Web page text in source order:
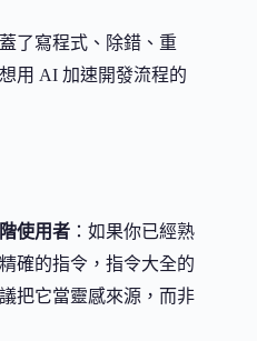
了寫程式、除錯、重
用 AI 加速開發流程的
使用者 ：如果你已經熟
確的指令，指令大全的
把它當靈感來源，而非